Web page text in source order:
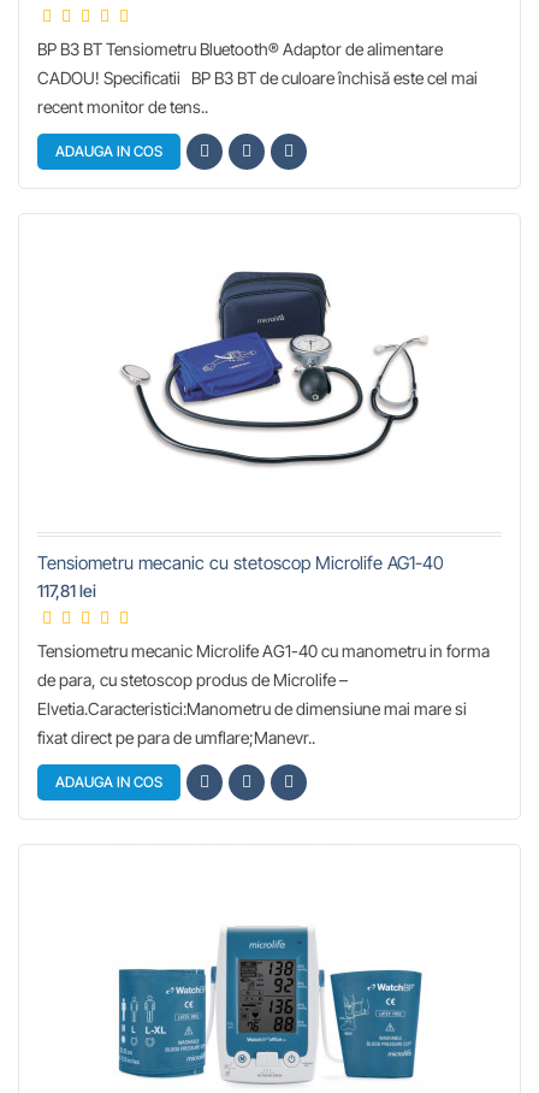
BP B3 BT Tensiometru Bluetooth® Adaptor de alimentare
CADOU! Specificatii BP B3 BT de culoare închisă este cel mai
recent monitor de tens..
ADAUGA IN COS
Tensiometru mecanic cu stetoscop Microlife AG1-40
117,81 lei
Tensiometru mecanic Microlife AG1-40 cu manometru in forma
de para, cu stetoscop produs de Microlife –
Elvetia.Caracteristici:Manometru de dimensiune mai mare si
fixat direct pe para de umflare;Manevr..
ADAUGA IN COS